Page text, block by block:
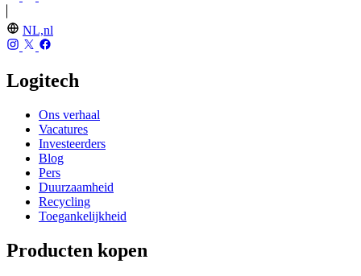
NL,nl
Logitech
Ons verhaal
Vacatures
Investeerders
Blog
Pers
Duurzaamheid
Recycling
Toegankelijkheid
Producten kopen